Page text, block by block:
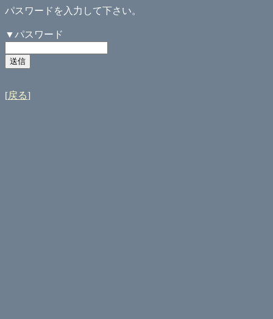
パスワードを入力して下さい。
▼パスワード
[戻る]